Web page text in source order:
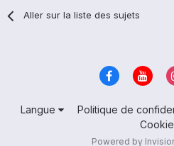
Aller sur la liste des sujets
Langue Politique de
Powered by